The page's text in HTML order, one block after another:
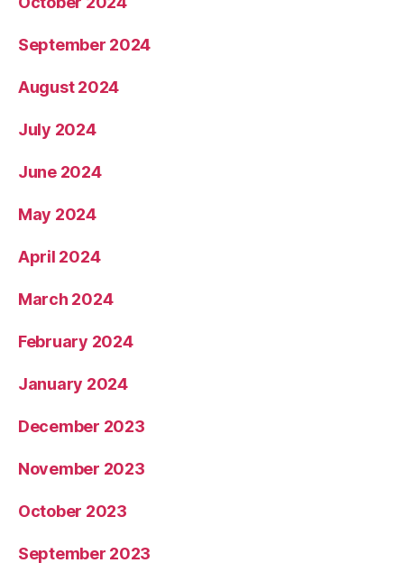
September 2024
August 2024
July 2024
June 2024
May 2024
April 2024
March 2024
February 2024
January 2024
December 2023
November 2023
October 2023
September 2023